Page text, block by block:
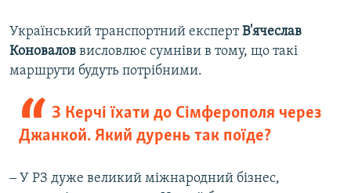
Український транспортний експертВ'ячеслав
Коновалов висловлює сумніви в тому, що такі
маршрути будуть потрібними.
З Керчі їхати до Сімферополя через
Джанкой. Який дурень так поїде?
‒ У РЗ дуже великий міжнародний бізнес,